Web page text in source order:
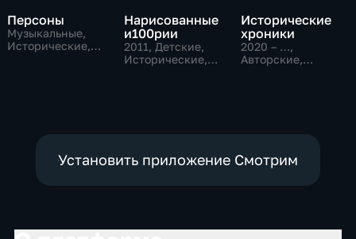
Персоны
Музыкальные,
Исторические,
Нарисованные
и100рии
2011, Детские,
Исторические,
Исторические
хроники
2020 – …,
Авторские,
Установить приложение Смотрим